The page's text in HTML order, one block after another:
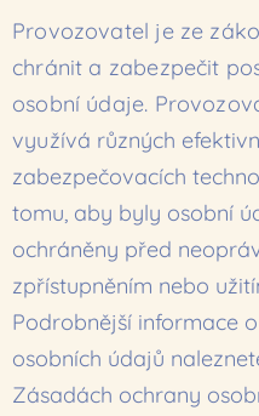
Provozovatel je ze
chránit a zabezpečit
osobní údaje.
využívá různých
zabezpečovacích
tomu, aby byly osobní
ochráněny před
zpřístupněním nebo
Podrobnější informace
osobních údajů
Zásadách ochrany